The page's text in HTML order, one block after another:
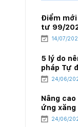
Điểm
tư 99/
nang
xăng dầu
14/07/
5 lý do
pháp Tự
E10 của
24/06/
Nâng
ứng xăng
pháp Tự
24/06/